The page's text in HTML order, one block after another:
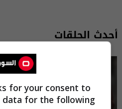
أحدث الحلقات
for your consent to
data for the following